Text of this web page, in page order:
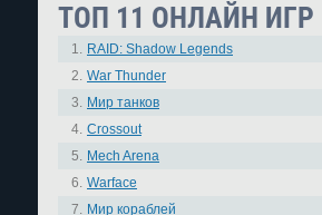
ТОП 11 ОНЛАЙН ИГР
1. RAID: Shadow Legends
2. War Thunder
3. Мир танков
4. Crossout
5. Mech Arena
6. Warface
7. Мир кораблей